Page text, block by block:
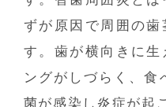
ずが原因で周囲の
す。歯が横向きに
ングがしづらく、食
菌が感染し炎症が起